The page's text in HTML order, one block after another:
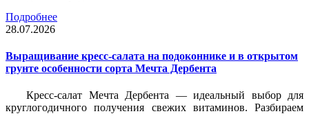
Подробнее
28.07.2026
Выращивание кресс-салата на подоконнике и в открытом
грунте особенности сорта Мечта Дербента
Кресс-салат Мечта Дербента — идеальный выбор для
круглогодичного получения свежих витаминов. Разбираем